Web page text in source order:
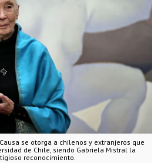
se otorga a chilenos y extranjeros que
de Chile, siendo Gabriela Mistral la
reconocimiento.